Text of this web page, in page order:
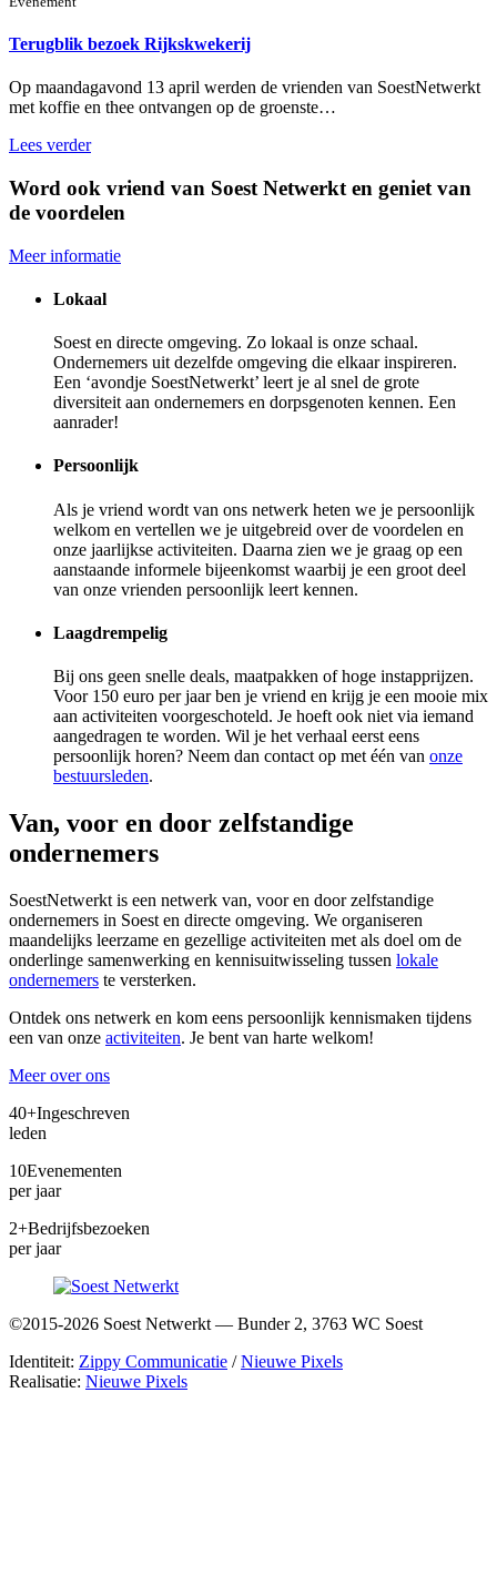
Terugblik bezoek Rijkskwekerij
Op maandagavond 13 april werden de vrienden van SoestNetwerkt
met koffie en thee ontvangen op de groenste…
Lees verder
Word ook vriend van Soest Netwerkt en geniet van
de voordelen
Meer informatie
Lokaal
Soest en directe omgeving. Zo lokaal is onze schaal.
Ondernemers uit dezelfde omgeving die elkaar inspireren.
Een ‘avondje SoestNetwerkt’ leert je al snel de grote
diversiteit aan ondernemers en dorpsgenoten kennen. Een
aanrader!
Persoonlijk
Als je vriend wordt van ons netwerk heten we je persoonlijk
welkom en vertellen we je uitgebreid over de voordelen en
onze jaarlijkse activiteiten. Daarna zien we je graag op een
aanstaande informele bijeenkomst waarbij je een groot deel
van onze vrienden persoonlijk leert kennen.
Laagdrempelig
Bij ons geen snelle deals, maatpakken of hoge instapprijzen.
Voor 150 euro per jaar ben je vriend en krijg je een mooie mix
aan activiteiten voorgeschoteld. Je hoeft ook niet via iemand
aangedragen te worden. Wil je het verhaal eerst eens
persoonlijk horen? Neem dan contact op met één van onze
bestuursleden.
Van, voor en door zelfstandige
ondernemers
SoestNetwerkt is een netwerk van, voor en door zelfstandige
ondernemers in Soest en directe omgeving. We organiseren
maandelijks leerzame en gezellige activiteiten met als doel om de
onderlinge samenwerking en kennisuitwisseling tussen lokale
ondernemers te versterken.
Ontdek ons netwerk en kom eens persoonlijk kennismaken tijdens
een van onze activiteiten. Je bent van harte welkom!
Meer over ons
40+Ingeschreven
leden
10Evenementen
per jaar
2+Bedrijfsbezoeken
per jaar
©2015-2026 Soest Netwerkt — Bunder 2, 3763 WC Soest
Identiteit: Zippy Communicatie /Nieuwe Pixels
Realisatie: Nieuwe Pixels